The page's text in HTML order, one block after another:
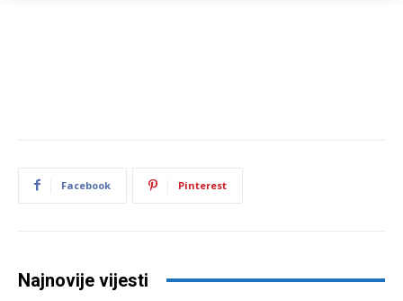
Facebook Pinterest
Najnovije vijesti